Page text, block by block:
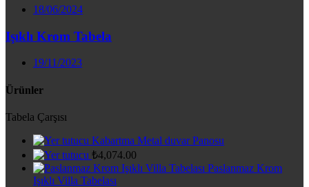
18/06/2024
Işıklı Krom Tabela
19/11/2023
Ürünler
Tabela Çarşısı
Kabartma Metal duvar Panosu
₺4,074.00
Paslanmaz Krom
Işıklı Villa Tabelası